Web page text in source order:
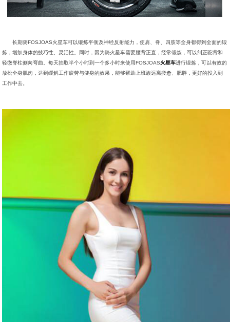
长期骑FOSJOAS火星车可以锻炼平衡及神经反射能力，使肩、脊、四肢等全身都得到全面的锻
炼，增加身体的技巧性、灵活性。同时，因为骑火星车需要腰背正直，经常锻炼，可以纠正驼背和
轻微脊柱侧向弯曲。每天抽取半个小时到一个多小时来使用FOSJOAS火星车进行锻炼，可以有效的
放松全身肌肉，达到缓解工作疲劳与健身的效果，能够帮助上班族远离疲惫、肥胖，更好的投入到
工作中去。